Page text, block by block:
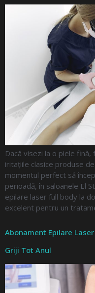
Dacă visezi la o piele
iritațiile clasice produse
momentul perfect să
perioadă, în saloanele El
epilare laser full body la
excelent pentru un
Abonament Epilare
Griji Tot Anul